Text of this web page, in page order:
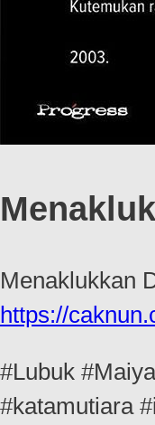
Menaklukkan
https://
#Lubuk
#katamutiara